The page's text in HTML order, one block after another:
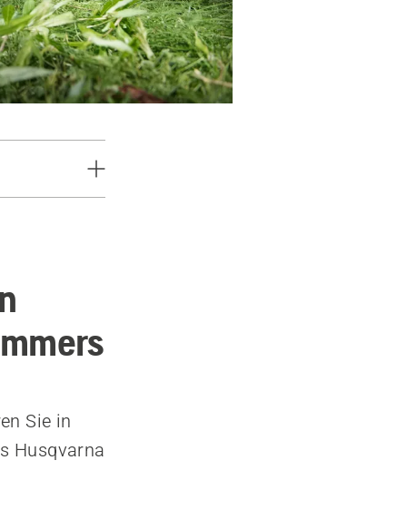
Sie in
Husqvarna